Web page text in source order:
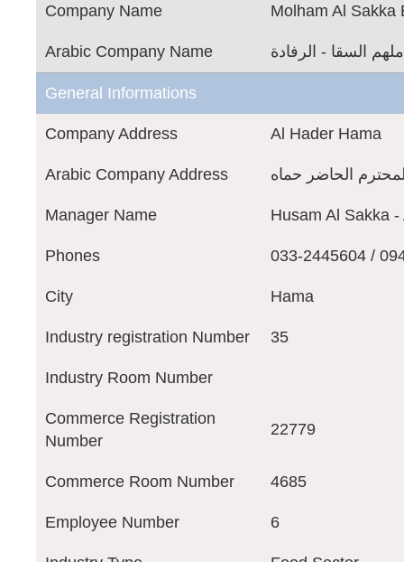
Company Name Molham Al Sakka
Arabic Company Name السقا - الرفادة
General Informations
Company Address Al Hader Hama
Arabic Company Address الحاضر حماه
Manager Name Husam Al Sakka
Phones 033-2445604 /
City Hama
Industry registration Number 35
Industry Room Number
Commerce Registration
Number
22779
Commerce Room Number 4685
Employee Number 6